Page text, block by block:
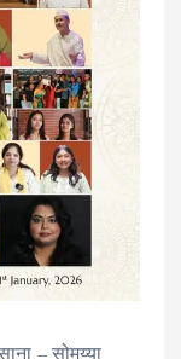
– सोमय्या